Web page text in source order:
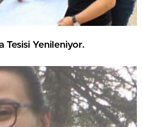
Tesisi Yenileniyor.